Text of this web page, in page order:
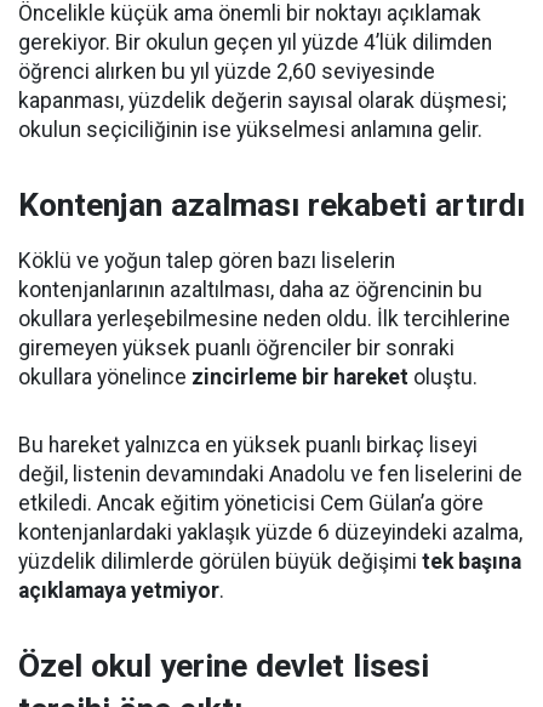
Öncelikle küçük ama önemli bir noktayı açıklamak
gerekiyor. Bir okulun geçen yıl yüzde 4’lük dilimden
öğrenci alırken bu yıl yüzde 2,60 seviyesinde
kapanması, yüzdelik değerin sayısal olarak düşmesi;
okulun seçiciliğinin ise yükselmesi anlamına gelir.
Kontenjan azalması rekabeti artırdı
Köklü ve yoğun talep gören bazı liselerin
kontenjanlarının azaltılması, daha az öğrencinin bu
okullara yerleşebilmesine neden oldu. İlk tercihlerine
giremeyen yüksek puanlı öğrenciler bir sonraki
okullara yönelince zincirleme bir hareket oluştu.
Bu hareket yalnızca en yüksek puanlı birkaç liseyi
değil, listenin devamındaki Anadolu ve fen liselerini de
etkiledi. Ancak eğitim yöneticisi Cem Gülan’a göre
kontenjanlardaki yaklaşık yüzde 6 düzeyindeki azalma,
yüzdelik dilimlerde görülen büyük değişimi tek başına
açıklamaya yetmiyor.
Özel okul yerine devlet lisesi